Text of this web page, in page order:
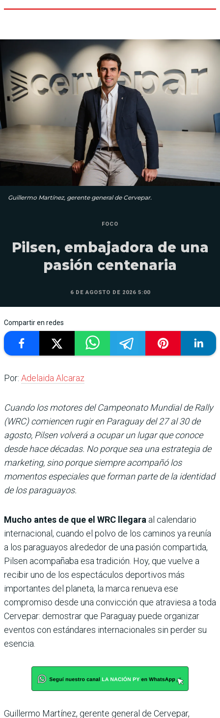
Guillermo Martínez, gerente general de Cervepar.
FOCO
Pilsen, embajadora de una
pasión centenaria
6 DE AGOSTO DE 2026 5:00
Compartir en redes
Por: Adelaida Alcaraz
Cuando los motores del Campeonato Mundial de Rally
(WRC) comiencen rugir en Paraguay del 27 al 30 de
agosto, Pilsen volverá a ocupar un lugar que conoce
desde hace décadas. No porque sea una estrategia de
marketing, sino porque siempre acompañó los
momentos especiales que forman parte de la identidad
de los paraguayos.
Mucho antes de que el WRC llegara al calendario
internacional, cuando el polvo de los caminos ya reunía
a los paraguayos alrededor de una pasión compartida,
Pilsen acompañaba esa tradición. Hoy, que vuelve a
recibir uno de los espectáculos deportivos más
importantes del planeta, la marca renueva ese
compromiso desde una convicción que atraviesa a toda
Cervepar: demostrar que Paraguay puede organizar
eventos con estándares internacionales sin perder su
esencia.
Guillermo Martínez, gerente general de Cervepar,